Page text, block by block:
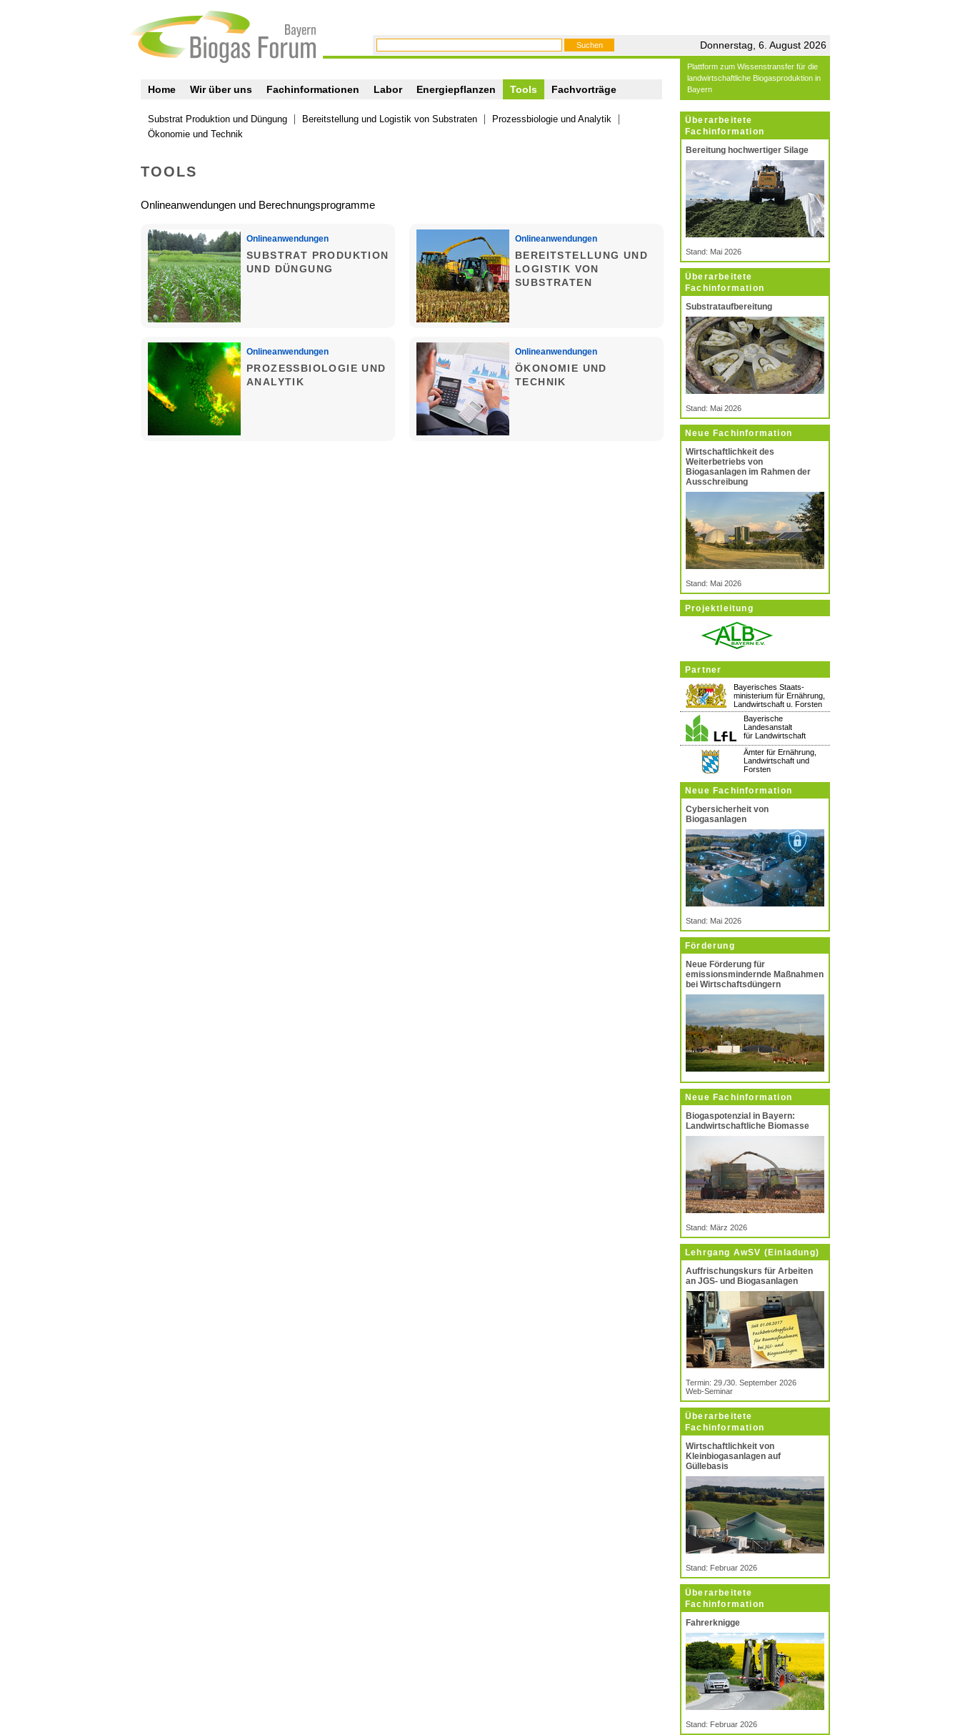
Donnerstag, 6. August 2026
Home Wir über uns Fachinformationen Labor Energiepflanzen Tools Fachvorträge
Plattform zum Wissenstransfer für die
landwirtschaftliche Biogasproduktion in
Bayern
Überarbeitete
Fachinformation
Bereitung hochwertiger Silage
Stand: Mai 2026
Überarbeitete
Fachinformation
Substrataufbereitung
Stand: Mai 2026
Neue Fachinformation
Wirtschaftlichkeit des
Weiterbetriebs von
Biogasanlagen im Rahmen der
Ausschreibung
Stand: Mai 2026
Projektleitung
Partner
Bayerisches Staats-
ministerium für Ernährung,
Landwirtschaft u. Forsten
Bayerische
Landesanstalt
für Landwirtschaft
Ämter für Ernährung,
Landwirtschaft und
Forsten
Neue Fachinformation
Cybersicherheit von
Biogasanlagen
Stand: Mai 2026
Förderung
Neue Förderung für
emissionsmindernde Maßnahmen
bei Wirtschaftsdüngern
Neue Fachinformation
Biogaspotenzial in Bayern:
Landwirtschaftliche Biomasse
Stand: März 2026
Lehrgang AwSV (Einladung)
Auffrischungskurs für Arbeiten
an JGS- und Biogasanlagen
Termin: 29./30. September 2026
Web-Seminar
Überarbeitete
Fachinformation
Wirtschaftlichkeit von
Kleinbiogasanlagen auf
Güllebasis
Stand: Februar 2026
Überarbeitete
Fachinformation
Fahrerknigge
Stand: Februar 2026
Substrat Produktion und Düngung Bereitstellung und Logistik von Substraten
Prozessbiologie und Analytik
Ökonomie und Technik
TOOLS
Onlineanwendungen und Berechnungsprogramme
Onlineanwendungen
SUBSTRAT PRODUKTION
UND DÜNGUNG
Onlineanwendungen
BEREITSTELLUNG UND
LOGISTIK VON
SUBSTRATEN
Onlineanwendungen
PROZESSBIOLOGIE UND
ANALYTIK
Onlineanwendungen
ÖKONOMIE UND
TECHNIK